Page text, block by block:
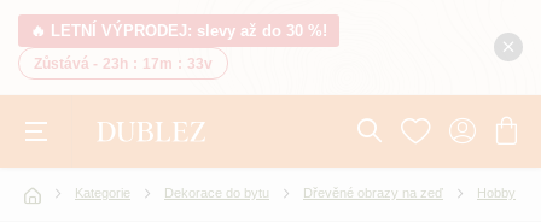
🔥 LETNÍ VÝPRODEJ: slevy až do 30 %!
Zůstává - 23h : 17m : 32v
Kategorie Dekorace do bytu Dřevěné obrazy na zeď Hobby